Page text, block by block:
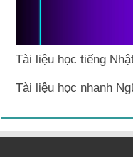
Tài liệu học tiếng
Tài liệu học nhanh